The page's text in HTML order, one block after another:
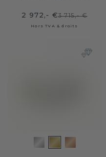
2 972,- €3 715,- €
Hors TVA & droits